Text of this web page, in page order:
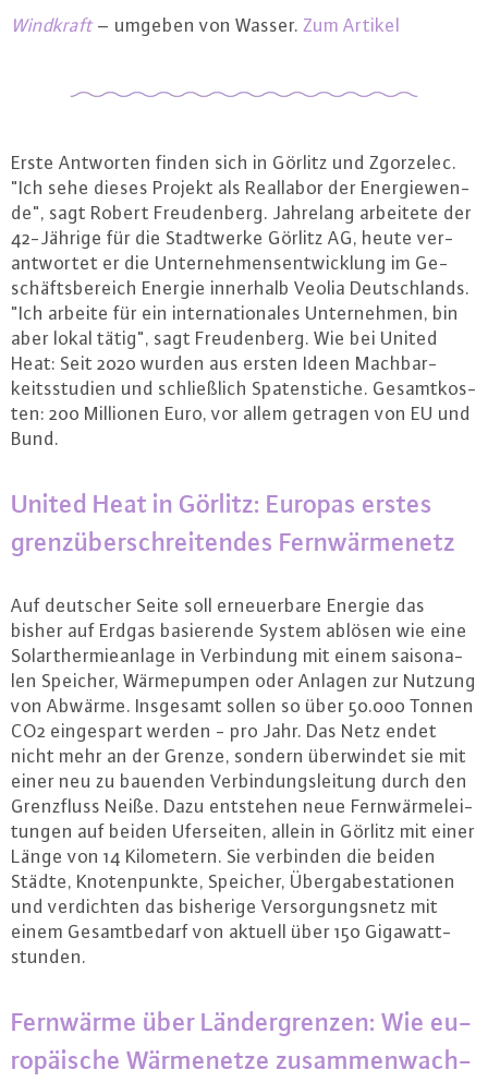
Windkraft – umgeben von Wasser. Zum Artikel
Erste Antworten finden sich in Görlitz und Zgorzelec.
"Ich sehe dieses Projekt als Reallabor der En­er­gie­wen­
de", sagt Robert Freu­den­berg. Jahrelang arbeitete der
42-Jäh­ri­ge für die Stadt­wer­ke Görlitz AG, heute ver­
ant­wor­tet er die Un­ter­neh­mens­ent­wick­lung im Ge­
schäfts­be­reich Energie innerhalb Veolia Deutsch­lands.
"Ich arbeite für ein in­ter­na­tio­na­les Un­ter­neh­men, bin
aber lokal tätig", sagt Freu­den­berg. Wie bei United
Heat: Seit 2020 wurden aus ersten Ideen Mach­bar­
keits­stu­di­en und schließ­lich Spa­ten­sti­che. Ge­samt­kos­
ten: 200 Millionen Euro, vor allem getragen von EU und
Bund.
United Heat in Görlitz: Europas erstes
grenz­über­schrei­ten­des Fern­wär­me­netz
Auf deutscher Seite soll er­neu­er­ba­re Energie das
bisher auf Erdgas ba­sie­ren­de System ablösen wie eine
So­lar­ther­mie­an­la­ge in Ver­bin­dung mit einem sai­so­na­
len Speicher, Wär­me­pum­pen oder Anlagen zur Nutzung
von Abwärme. Insgesamt sollen so über 50.000 Tonnen
CO2 ein­ge­spart werden - pro Jahr. Das Netz endet
nicht mehr an der Grenze, sondern über­win­det sie mit
einer neu zu bauenden Ver­bin­dungs­lei­tung durch den
Grenz­fluss Neiße. Dazu entstehen neue Fern­wär­me­lei­
tun­gen auf beiden Ufer­sei­ten, allein in Görlitz mit einer
Länge von 14 Ki­lo­me­tern. Sie verbinden die beiden
Städte, Kno­ten­punk­te, Speicher, Über­ga­be­sta­tio­nen
und ver­dich­ten das bisherige Ver­sor­gungs­netz mit
einem Ge­samt­be­darf von aktuell über 150 Gi­ga­watt­
stun­den.
Fernwärme über Län­der­gren­zen: Wie eu­
ro­päi­sche Wär­me­net­ze zu­sam­men­wach­